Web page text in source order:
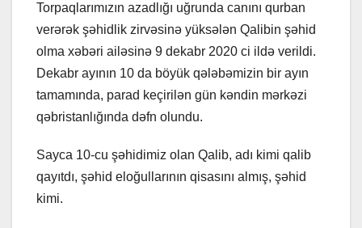
Torpaqlarımızın azadlığı uğrunda canını qurban
verərək şəhidlik zirvəsinə yüksələn Qalibin şəhid
olma xəbəri ailəsinə 9 dekabr 2020 ci ildə verildi.
Dekabr ayının 10 da böyük qələbəmizin bir ayın
tamamında, parad keçirilən gün kəndin mərkəzi
qəbristanlığında dəfn olundu.
Sayca 10-cu şəhidimiz olan Qalib, adı kimi qalib
qayıtdı, şəhid eloğullarının qisasını almış, şəhid
kimi.